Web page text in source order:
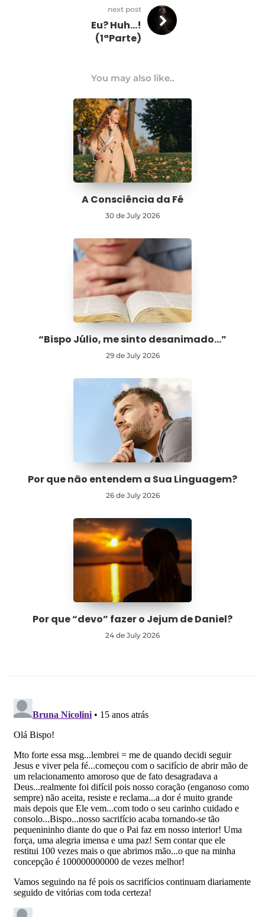
next post
Eu? Huh…!
(1ªParte)
You may also like..
A Consciência da Fé
30 de July 2026
“Bispo Júlio, me sinto desanimado…”
29 de July 2026
Por que não entendem a Sua Linguagem?
26 de July 2026
Por que “devo” fazer o Jejum de Daniel?
24 de July 2026